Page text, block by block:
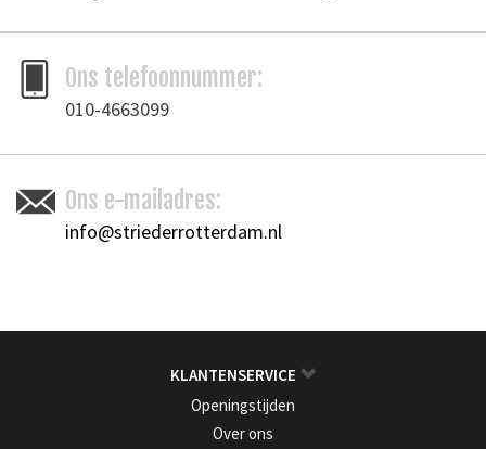
Ons telefoonnummer:
010-4663099
Ons e-mailadres:
info@striederrotterdam.nl
KLANTENSERVICE
Openingstijden
Over ons